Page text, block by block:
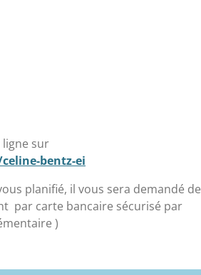
ligne sur
bentz-ei
planifié, il vous sera demandé de
par carte bancaire sécurisé par
)